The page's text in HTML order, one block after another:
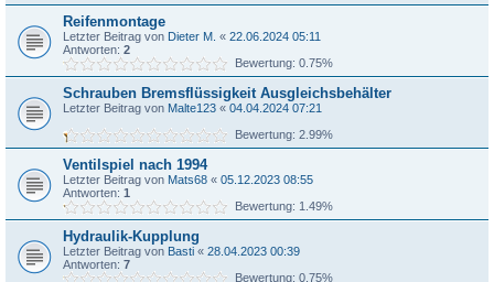
Reifenmontage
Letzter Beitrag von Dieter M. « 22.06.2024 05:11
Antworten: 2
Bewertung: 0.75%
Schrauben Bremsflüssigkeit Ausgleichsbehälter
Letzter Beitrag von Malte123 « 04.04.2024 07:21
Bewertung: 2.99%
Ventilspiel nach 1994
Letzter Beitrag von Mats68 « 05.12.2023 08:55
Antworten: 1
Bewertung: 1.49%
Hydraulik-Kupplung
Letzter Beitrag von Basti « 28.04.2023 00:39
Antworten: 7
Bewertung: 0.75%